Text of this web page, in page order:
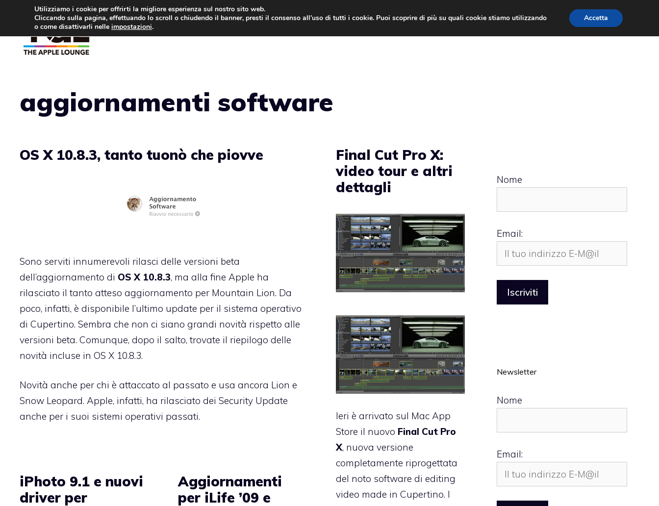
contenuto
aggiornamenti software
OS X 10.8.3, tanto tuonò che piovve
Sono serviti innumerevoli rilasci delle versioni beta
dell’aggiornamento di OS X 10.8.3, ma alla fine Apple ha
rilasciato il tanto atteso aggiornamento per Mountain Lion. Da
poco, infatti, è disponibile l’ultimo update per il sistema operativo
di Cupertino. Sembra che non ci siano grandi novità rispetto alle
versioni beta. Comunque, dopo il salto, trovate il riepilogo delle
novità incluse in OS X 10.8.3.
Novità anche per chi è attaccato al passato e usa ancora Lion e
Snow Leopard. Apple, infatti, ha rilasciato dei Security Update
anche per i suoi sistemi operativi passati.
Final Cut Pro X:
video tour e altri
dettagli
Ieri èarrivato sul Mac App
Store il nuovo Final Cut Pro
X, nuova versione
completamente riprogettata
del noto software di editing
video made in Cupertino. I
iPhoto 9.1 e nuovi
driver per
Aggiornamenti
per iLife ’09 e
Nome
Email:
Newsletter
Nome
Email:
Utilizziamo i cookie per offrirti la migliore esperienza sul nostro sito web.
Cliccando sulla pagina, effettuando lo scroll o chiudendo il banner, presti il consenso all’uso di tutti i cookie. Puoi scoprire di più su quali cookie stiamo utilizzando
o come disattivarli nelle impostazioni.
Accetta